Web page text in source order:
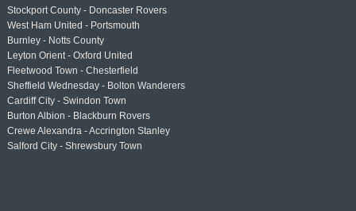
Stockport County - Doncaster Rovers
West Ham United - Portsmouth
Burnley - Notts County
Leyton Orient - Oxford United
Fleetwood Town - Chesterfield
Sheffield Wednesday - Bolton Wanderers
Cardiff City - Swindon Town
Burton Albion - Blackburn Rovers
Crewe Alexandra - Accrington Stanley
Salford City - Shrewsbury Town